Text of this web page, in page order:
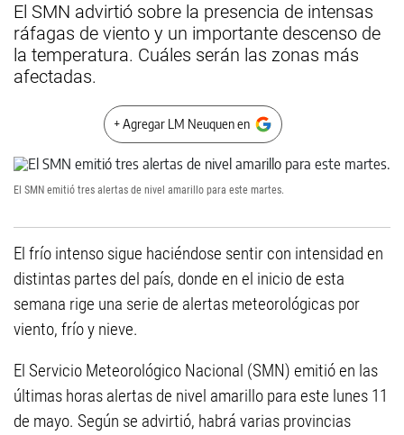
El SMN advirtió sobre la presencia de intensas
ráfagas de viento y un importante descenso de
la temperatura. Cuáles serán las zonas más
afectadas.
+ Agregar LM Neuquen en
El SMN emitió tres alertas de nivel amarillo para este martes.
El frío intenso sigue haciéndose sentir con intensidad en
distintas partes del país, donde en el inicio de esta
semana rige una serie de alertas meteorológicas por
viento, frío y nieve.
El Servicio Meteorológico Nacional (SMN) emitió en las
últimas horas alertas de nivel amarillo para este lunes 11
de mayo. Según se advirtió, habrá varias provincias